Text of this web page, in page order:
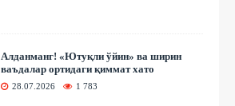
Алданманг! «Ютуқли ўйин» ва ширин
ваъдалар ортидаги қиммат хато
28.07.2026 1 783